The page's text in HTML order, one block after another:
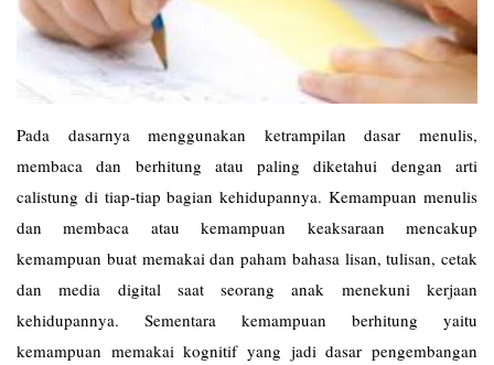
Pada dasarnya menggunakan ketrampilan dasar menulis,
membaca dan berhitung atau paling diketahui dengan arti
calistung di tiap-tiap bagian kehidupannya. Kemampuan menulis
dan membaca atau kemampuan keaksaraan mencakup
kemampuan buat memakai dan paham bahasa lisan, tulisan, cetak
dan media digital saat seorang anak menekuni kerjaan
kehidupannya. Sementara kemampuan berhitung yaitu
kemampuan memakai kognitif yang jadi dasar pengembangan